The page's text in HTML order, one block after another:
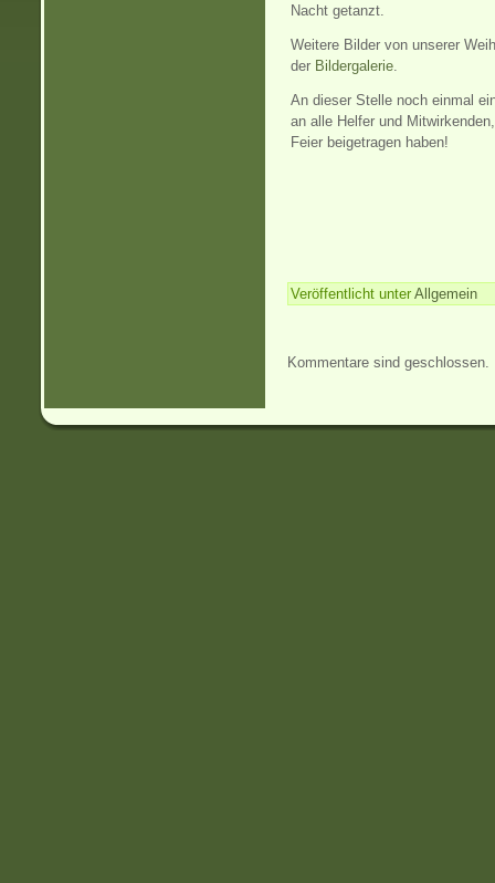
Nacht getanzt.
Weitere Bilder von unserer
der Bildergalerie
An dieser Stelle noch einmal
an alle Helfer und
Feier beigetragen haben!
Veröffentlicht unter Allgemein
Kommentare sind geschlossen.